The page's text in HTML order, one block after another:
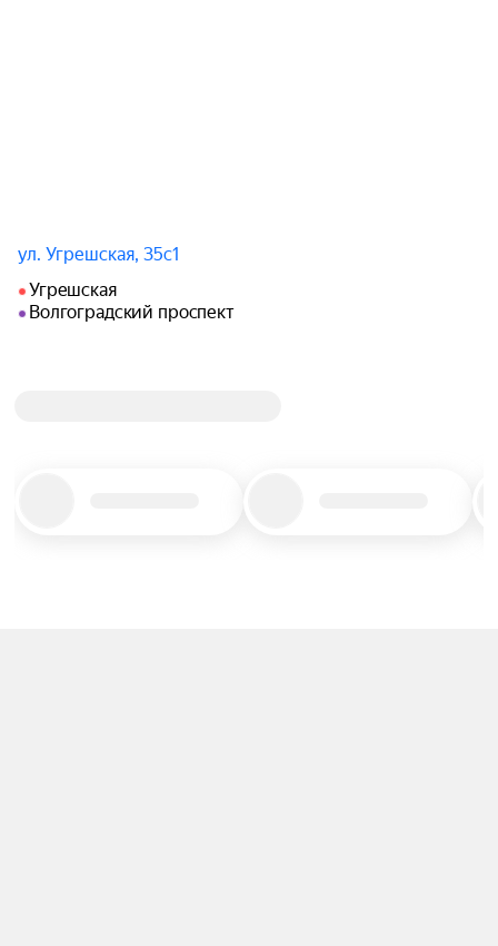
ул. Угрешская, 35с1
Угрешская
Волгоградский проспект